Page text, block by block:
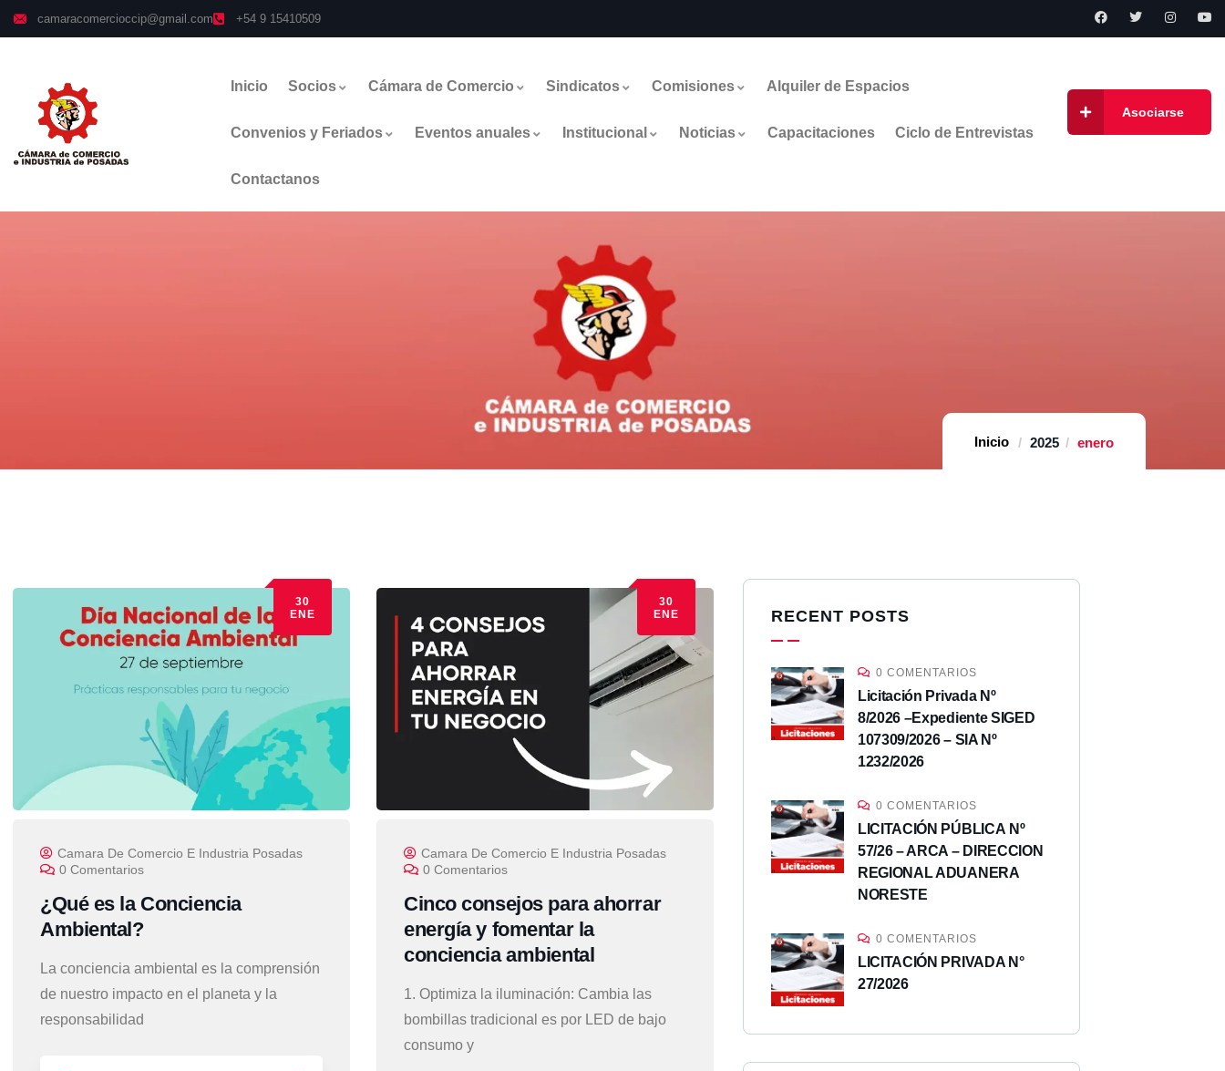
camaracomercioccip@gmail.com +54 9 15410509
Inicio Socios Cámara de Comercio Sindicatos Comisiones Alquiler de Espacios
Convenios y Feriados Eventos anuales Institucional Noticias Capacitaciones Ciclo de Entrevistas
Contactanos
Asociarse
Home 2025 enero
30
ENE
Camara De Comercio E Industria Posadas
0 Comentarios
¿Qué es la Conciencia
Ambiental?
La conciencia ambiental es la comprensión
de nuestro impacto en el planeta y la
responsabilidad
30
ENE
Camara De Comercio E Industria Posadas
0 Comentarios
Cinco consejos para ahorrar
energía y fomentar la
conciencia ambiental
1. Optimiza la iluminación: Cambia las
bombillas tradicional es por LED de bajo
consumo y
RECENT POSTS
0 COMENTARIOS
Licitación Privada Nº
8/2026 –Expediente SIGED
107309/2026 – SIA Nº
1232/2026
0 COMENTARIOS
LICITACIÓN PÚBLICA Nº
57/26 – ARCA – DIRECCION
REGIONAL ADUANERA
NORESTE
0 COMENTARIOS
LICITACIÓN PRIVADA N°
27/2026